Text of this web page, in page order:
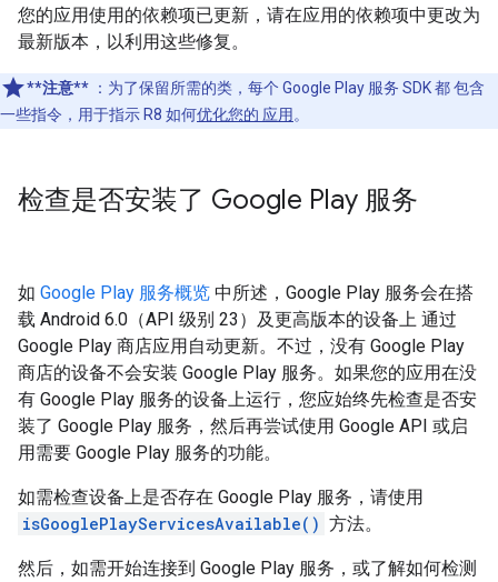
您的应用使用的依赖项已更新，请在应用的依赖项中更改为
最新版本，以利用这些修复。
**注意** ：为了保留所需的类，每个 Google Play 服务 SDK 都 包含
一些指令，用于指示 R8 如何优化您的 应用 。
检查是否安装了 Google Play 服务
如 Google Play 服务概览 中所述，Google Play 服务会在搭
载 Android 6.0（API 级别 23）及更高版本的设备上 通过
Google Play 商店应用自动更新。不过，没有 Google Play
商店的设备不会安装 Google Play 服务。如果您的应用在没
有 Google Play 服务的设备上运行，您应始终先检查是否安
装了 Google Play 服务，然后再尝试使用 Google API 或启
用需要 Google Play 服务的功能。
如需检查设备上是否存在 Google Play 服务，请使用
isGooglePlayServicesAvailable() 方法。
然后，如需开始连接到 Google Play 服务，或了解如何检测